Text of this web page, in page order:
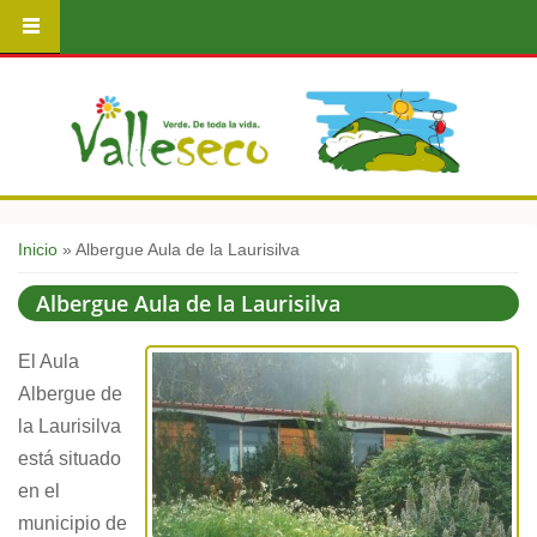
Usted está aquí
Inicio » Albergue Aula de la Laurisilva
Albergue Aula de la Laurisilva
El Aula
Albergue de
la Laurisilva
está situado
en el
municipio de